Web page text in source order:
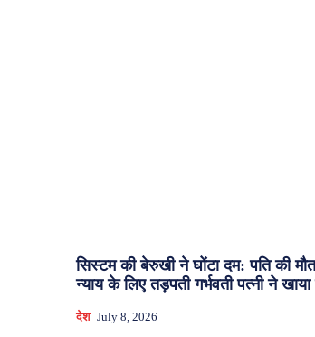
सिस्टम की बेरुखी ने घोंटा दम: पति की
न्याय के लिए तड़पती गर्भवती पत्नी ने
देश July 8, 2026